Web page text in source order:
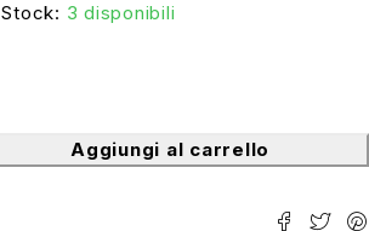
Stock: 3 disponibili
Aggiungi al carrello